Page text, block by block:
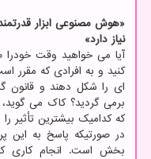
«هوش مصنوعی ابزار
نیاز دارد»
آیا می خواهید وقت خودرا
کنید و به افرادی که مقرر
ای را شکل دهند و قانون
برمی گردید؟ کاک می
که کدامیک بیشترین تأثیر
در صورتیکه پاسخ به این
بخش است. انجام کاری